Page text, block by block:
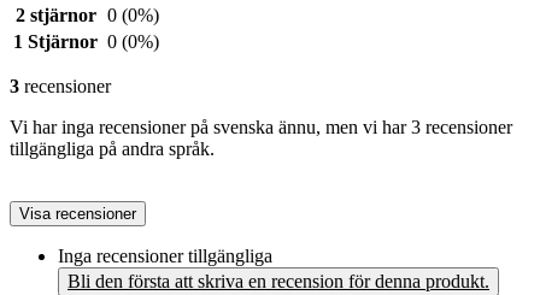
2 stjärnor 0 (0%)
1 Stjärnor 0 (0%)
3 recensioner
Vi har inga recensioner på svenska ännu, men vi har 3 recensioner
tillgängliga på andra språk.
Visa recensioner
Inga recensioner tillgängliga
Bli den första att skriva en recension för denna produkt.